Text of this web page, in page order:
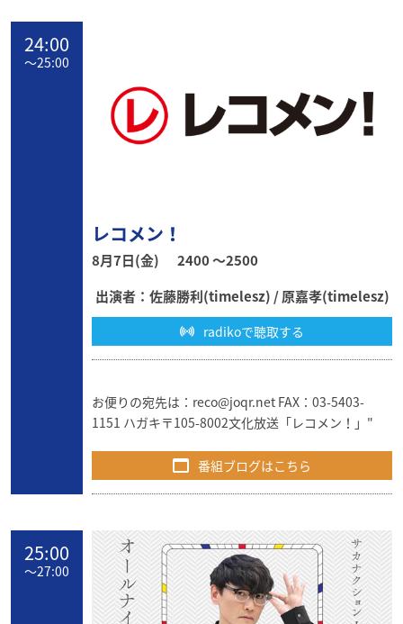
24:00
〜25:00
レコメン！
8月7日(金)
2400 〜2500
出演者：佐藤勝利(timelesz) / 原嘉孝(timelesz)
radikoで聴取する
お便りの宛先は： reco@joqr.netFAX：03-5403-
1151 ハガキ〒105-8002文化放送「レコメン！」"
番組ブログはこちら
25:00
〜27:00